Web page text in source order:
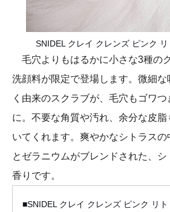
SNIDEL クレイ クレンズ ピンク リ
毛穴よりもはるかに小さな3種の
洗顔料が限定で登場します。微細な
く由来のスクラブが、毛穴もゴワ
に。不要な角質や汚れ、余分な皮
いてくれます。爽やかなシトラス
とゼラニウムがブレンドされた、
香りです。
■SNIDEL クレイ クレンズ ピンク リ